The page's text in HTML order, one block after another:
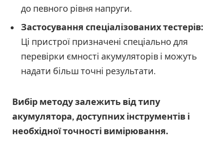
до певного рівня напруги.
Застосування спеціалізованих тестерів:
Ці пристрої призначені спеціально для
перевірки ємності акумуляторів і можуть
надати більш точні результати.
Вибір методу залежить від типу
акумулятора, доступних інструментів і
необхідної точності вимірювання.